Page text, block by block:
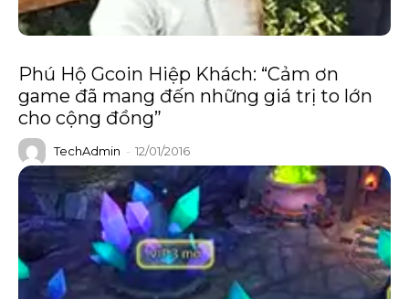
Phú Hộ Gcoin Hiệp Khách: “Cảm ơn
game đã mang đến những giá trị to lớn
cho cộng đồng”
TechAdmin - 12/01/2016